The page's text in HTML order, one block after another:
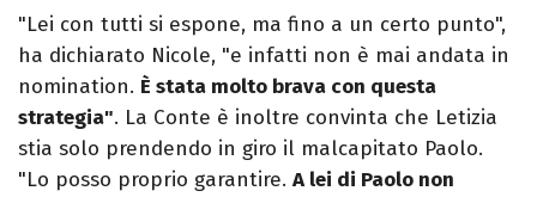
"Lei con tutti si espone, ma fino a un certo punto",
ha dichiarato Nicole, "e infatti non è mai andata in
nomination. È stata molto brava con questa
strategia". La Conte è inoltre convinta che Letizia
stia solo prendendo in giro il malcapitato Paolo.
"Lo posso proprio garantire. A lei di Paolo non